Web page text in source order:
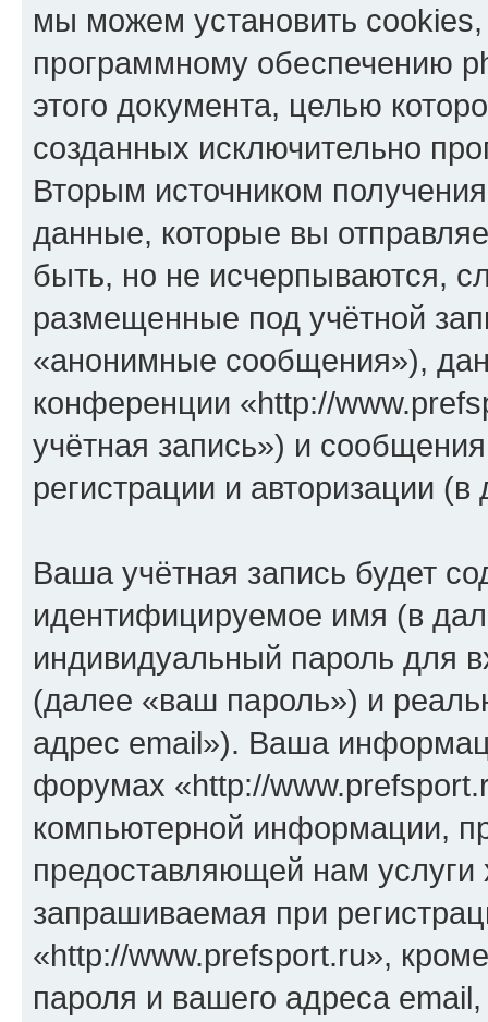
мы можем установить
программному обеспечению
этого документа, целью
созданных исключительно
Вторым источником
данные, которые вы
быть, но не исчерпываются,
размещенные под учётной
«анонимные сообщения»),
конференции «http://
учётная запись») и
регистрации и авторизации
Ваша учётная запись будет
идентифицируемое имя (в
индивидуальный пароль для
(далее «ваш пароль») и
адрес email»). Ваша
форумах «http://
компьютерной информации,
предоставляющей нам
запрашиваемая при
«http://www.prefsport.ru»,
пароля и вашего адреса